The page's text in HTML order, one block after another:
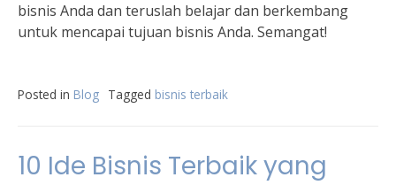
bisnis Anda dan teruslah belajar dan berkembang
untuk mencapai tujuan bisnis Anda. Semangat!
Posted in Blog Tagged bisnis terbaik
10 Ide Bisnis Terbaik yang